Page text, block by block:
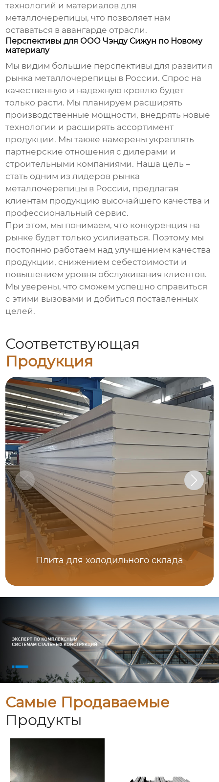
технологий и материалов для
металлочерепицы, что позволяет нам
оставаться в авангарде отрасли.
Перспективы для ООО Чэнду Сижун по Новому
материалу
Мы видим большие перспективы для развития
рынка металлочерепицы в России. Спрос на
качественную и надежную кровлю будет
только расти. Мы планируем расширять
производственные мощности, внедрять новые
технологии и расширять ассортимент
продукции. Мы также намерены укреплять
партнерские отношения с дилерами и
строительными компаниями. Наша цель –
стать одним из лидеров рынка
металлочерепицы в России, предлагая
клиентам продукцию высочайшего качества и
профессиональный сервис.
При этом, мы понимаем, что конкуренция на
рынке будет только усиливаться. Поэтому мы
постоянно работаем над улучшением качества
продукции, снижением себестоимости и
повышением уровня обслуживания клиентов.
Мы уверены, что сможем успешно справиться
с этими вызовами и добиться поставленных
целей.
Соответствующая
Продукция
Плита для холодильного склада
Самые Продаваемые
Продукты